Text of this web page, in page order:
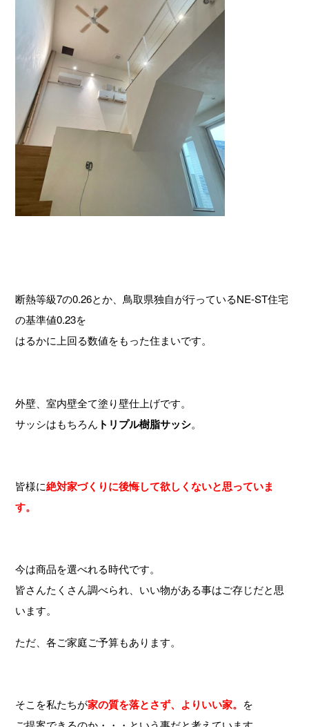
断熱等級7の0.26とか、鳥取県独自が行っているNE-ST住宅
の基準値0.23を
はるかに上回る数値をもった住まいです。
外壁、室内壁全て塗り壁仕上げです。
サッシはもちろん トリプル樹脂サッシ。
皆様に絶対家づくりに後悔して欲しくないと思っていま
す。
今は商品を選べれる時代です。
皆さんたくさん調べられ、いい物がある事はご存じだと思
います。
ただ、各ご家庭ご予算もあります。
そこを私たちが家の質を落とさず、よりいい家。 を